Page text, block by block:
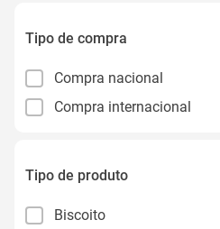
Tipo de compra
Compra nacional
Compra internacional
Tipo de produto
Biscoito